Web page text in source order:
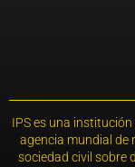
IPS es una
agencia mundial de
sociedad civil sobre